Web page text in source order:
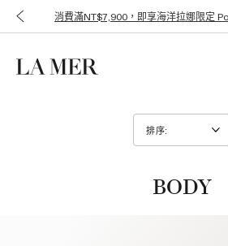
消費滿NT$12,000，即享價值
BODY